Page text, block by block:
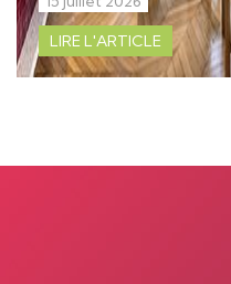
LIRE L'ARTICLE